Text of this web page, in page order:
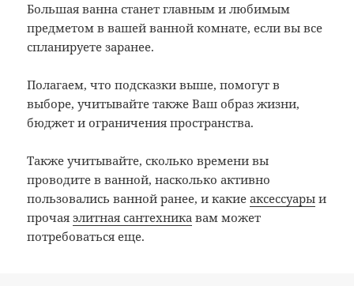
Большая ванна станет главным и любимым
предметом в вашей ванной комнате, если вы все
спланируете заранее.
Полагаем, что подсказки выше, помогут в
выборе, учитывайте также Ваш образ жизни,
бюджет и ограничения пространства.
Также учитывайте, сколько времени вы
проводите в ванной, насколько активно
пользовались ванной ранее, и какиеаксессуары и
прочаяэлитная сантехника вам может
потребоваться еще.